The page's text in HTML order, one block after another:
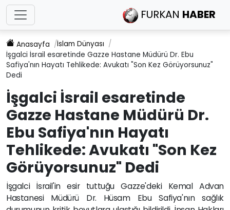
FURKAN HABER
Anasayfa
İslam Dünyası
İşgalci İsrail esaretinde Gazze Hastane Müdürü Dr. Ebu
Safiya'nın Hayatı Tehlikede: Avukatı "Son Kez Görüyorsunuz"
Dedi
İşgalci İsrail esaretinde
Gazze Hastane Müdürü Dr.
Ebu Safiya'nın Hayatı
Tehlikede: Avukatı "Son Kez
Görüyorsunuz" Dedi
İşgalci İsrail'in esir tuttuğu Gazze'deki Kemal Advan
Hastanesi Müdürü Dr. Hüsam Ebu Safiya'nın sağlık